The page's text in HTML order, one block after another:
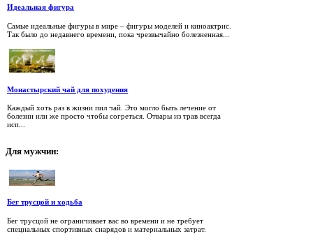
Идеальная фигура
Самые идеальные фигуры в мире – фигуры моделей и киноактрис.
Так было до недавнего времени, пока чрезвычайно болезненная...
Монастырский чай для похудения
Каждый хоть раз в жизни пил чай. Это могло быть лечение от
болезни или же просто чтобы согреться. Отвары из трав всегда
исп...
Для мужчин:
Бег трусцой и ходьба
Бег трусцой не ограничивает вас во времени и не требует
специальных спортивных снарядов и материальных затрат.